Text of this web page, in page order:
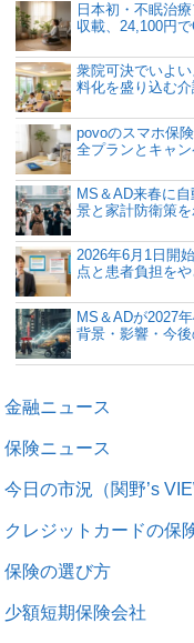
日本初・不眠治
収載、24,100円
衆院可決でいよ
料化を盛り込む
povoのスマホ保
全プランとキャ
MS＆AD来春に
景と家計防衛策
2026年6月1日開
点と患者負担を
MS＆ADが2027
背景・影響・今
金融ニュース
保険ニュース
今日の市況（関野’s
クレジットカードの保
保険の選び方
少額短期保険会社